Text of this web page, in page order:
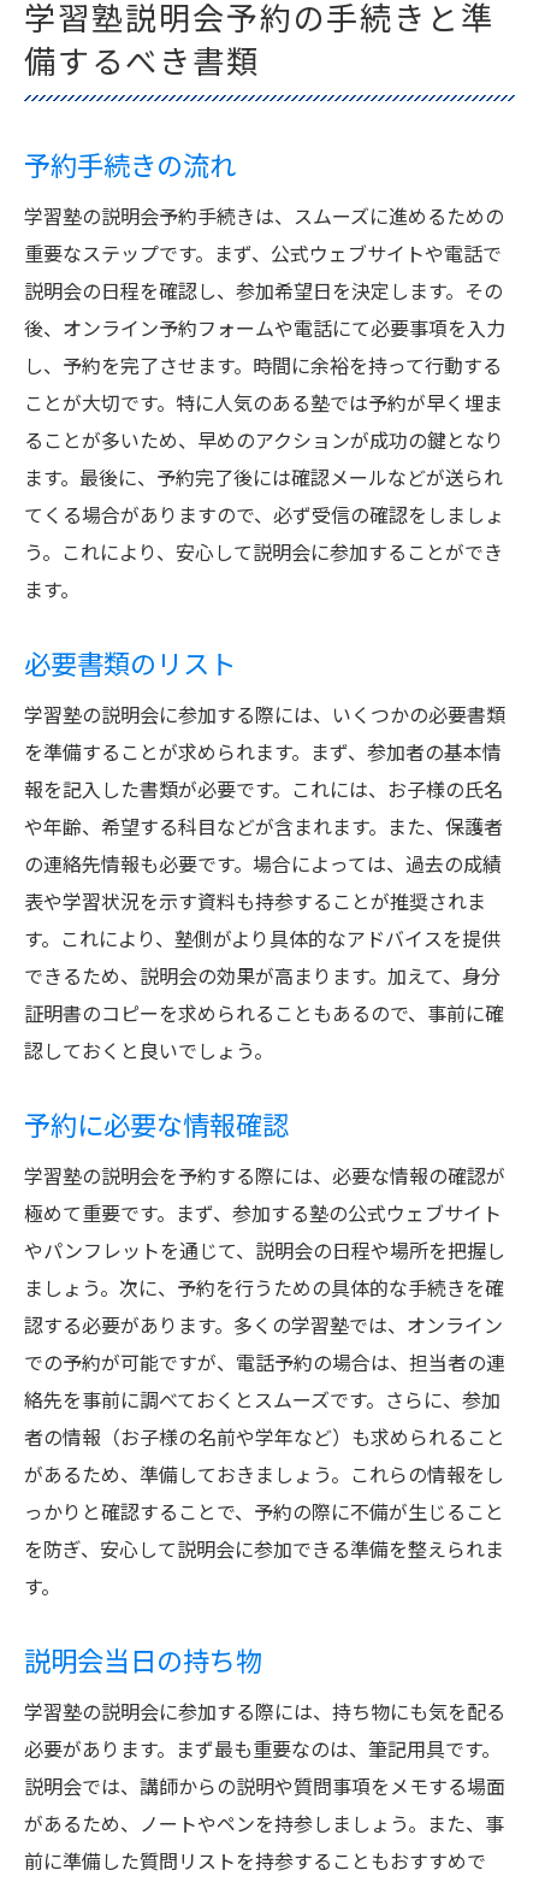
学習塾説明会予約の手続きと準
備するべき書類
予約手続きの流れ
学習塾の説明会予約手続きは、スムーズに進めるための
重要なステップです。まず、公式ウェブサイトや電話で
説明会の日程を確認し、参加希望日を決定します。その
後、オンライン予約フォームや電話にて必要事項を入力
し、予約を完了させます。時間に余裕を持って行動する
ことが大切です。特に人気のある塾では予約が早く埋ま
ることが多いため、早めのアクションが成功の鍵となり
ます。最後に、予約完了後には確認メールなどが送られ
てくる場合がありますので、必ず受信の確認をしましょ
う。これにより、安心して説明会に参加することができ
ます。
必要書類のリスト
学習塾の説明会に参加する際には、いくつかの必要書類
を準備することが求められます。まず、参加者の基本情
報を記入した書類が必要です。これには、お子様の氏名
や年齢、希望する科目などが含まれます。また、保護者
の連絡先情報も必要です。場合によっては、過去の成績
表や学習状況を示す資料も持参することが推奨されま
す。これにより、塾側がより具体的なアドバイスを提供
できるため、説明会の効果が高まります。加えて、身分
証明書のコピーを求められることもあるので、事前に確
認しておくと良いでしょう。
予約に必要な情報確認
学習塾の説明会を予約する際には、必要な情報の確認が
極めて重要です。まず、参加する塾の公式ウェブサイト
やパンフレットを通じて、説明会の日程や場所を把握し
ましょう。次に、予約を行うための具体的な手続きを確
認する必要があります。多くの学習塾では、オンライン
での予約が可能ですが、電話予約の場合は、担当者の連
絡先を事前に調べておくとスムーズです。さらに、参加
者の情報（お子様の名前や学年など）も求められること
があるため、準備しておきましょう。これらの情報をし
っかりと確認することで、予約の際に不備が生じること
を防ぎ、安心して説明会に参加できる準備を整えられま
す。
説明会当日の持ち物
学習塾の説明会に参加する際には、持ち物にも気を配る
必要があります。まず最も重要なのは、筆記用具です。
説明会では、講師からの説明や質問事項をメモする場面
があるため、ノートやペンを持参しましょう。また、事
前に準備した質問リストを持参することもおすすめで